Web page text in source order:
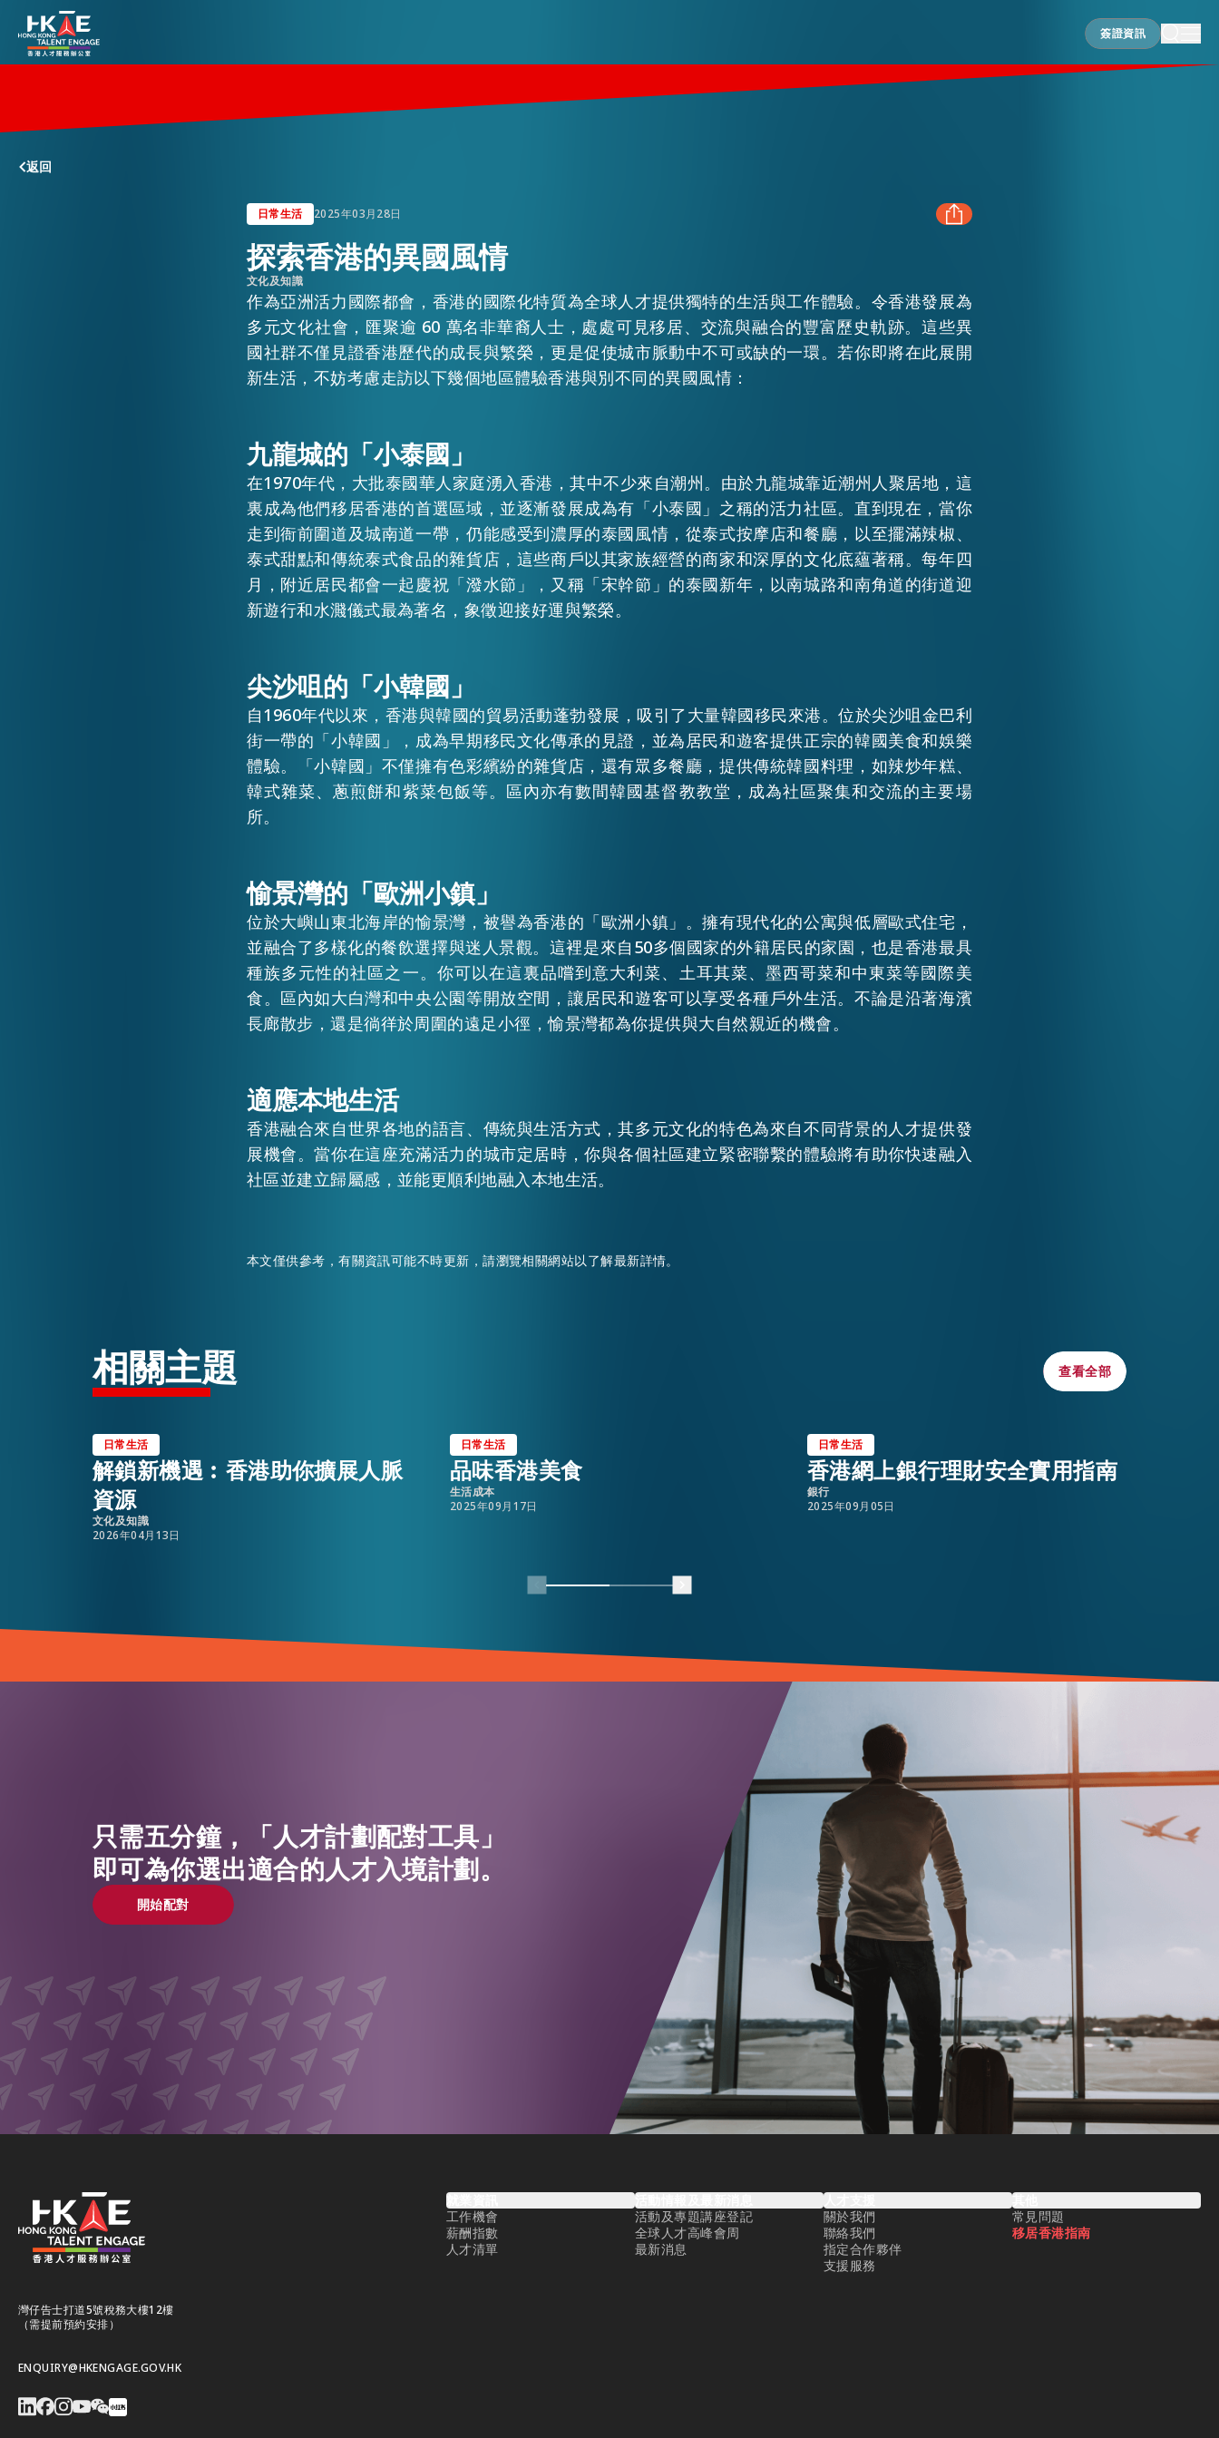
簽證資訊
簽證資訊
返回
日常生活 2025年03月28日
LINKEDIN
EMAIL
探索香港的異國風情
文化及知識
作為亞洲活力國際都會，香港的國際化特質為全球人才提供獨特的生活與工作體驗。令香港發展為
多元文化社會，匯聚逾 60 萬名非華裔人士，處處可見移居、交流與融合的豐富歷史軌跡。這些異
國社群不僅見證香港歷代的成長與繁榮，更是促使城市脈動中不可或缺的一環。若你即將在此展開
新生活，不妨考慮走訪以下幾個地區體驗香港與別不同的異國風情：
九龍城的「小泰國」
在1970年代，大批泰國華人家庭湧入香港，其中不少來自潮州。由於九龍城靠近潮州人聚居地，這
裏成為他們移居香港的首選區域，並逐漸發展成為有「小泰國」之稱的活力社區。直到現在，當你
走到衙前圍道及城南道一帶，仍能感受到濃厚的泰國風情，從泰式按摩店和餐廳，以至擺滿辣椒、
泰式甜點和傳統泰式食品的雜貨店，這些商戶以其家族經營的商家和深厚的文化底蘊著稱。每年四
月，附近居民都會一起慶祝「潑水節」，又稱「宋幹節」的泰國新年，以南城路和南角道的街道迎
新遊行和水濺儀式最為著名，象徵迎接好運與繁榮。
尖沙咀的「小韓國」
自1960年代以來，香港與韓國的貿易活動蓬勃發展，吸引了大量韓國移民來港。位於尖沙咀金巴利
街一帶的「小韓國」，成為早期移民文化傳承的見證，並為居民和遊客提供正宗的韓國美食和娛樂
體驗。「小韓國」不僅擁有色彩繽紛的雜貨店，還有眾多餐廳，提供傳統韓國料理，如辣炒年糕、
韓式雜菜、蔥煎餅和紫菜包飯等。區內亦有數間韓國基督教教堂，成為社區聚集和交流的主要場
所。
愉景灣的「歐洲小鎮」
位於大嶼山東北海岸的愉景灣，被譽為香港的「歐洲小鎮」。擁有現代化的公寓與低層歐式住宅，
並融合了多樣化的餐飲選擇與迷人景觀。這裡是來自50多個國家的外籍居民的家園，也是香港最具
種族多元性的社區之一。你可以在這裏品嚐到意大利菜、土耳其菜、墨西哥菜和中東菜等國際美
食。區內如大白灣和中央公園等開放空間，讓居民和遊客可以享受各種戶外生活。不論是沿著海濱
長廊散步，還是徜徉於周圍的遠足小徑，愉景灣都為你提供與大自然親近的機會。
適應本地生活
香港融合來自世界各地的語言、傳統與生活方式，其多元文化的特色為來自不同背景的人才提供發
展機會。當你在這座充滿活力的城市定居時，你與各個社區建立緊密聯繫的體驗將有助你快速融入
社區並建立歸屬感，並能更順利地融入本地生活。
本文僅供參考，有關資訊可能不時更新，請瀏覽相關網站以了解最新詳情。
相關主題 查看全部
查看全部
日常生活
解鎖新機遇︰香港助你擴展人脈
資源
文化及知識
2026年04月13日
日常生活
品味香港美食
生活成本
2025年09月17日
日常生活
香港網上銀行理財安全實用指南
銀行
2025年09月05日
只需五分鐘，「人才計劃配對工具」
即可為你選出適合的人才入境計劃。
開始配對
開始配對
灣仔告士打道5號稅務大樓12樓
（需提前預約安排）
ENQUIRY@HKENGAGE.GOV.HK
就業資訊
工作機會
薪酬指數
人才清單
活動情報及最新消息
活動及專題講座登記
全球人才高峰會周
最新消息
人才支援
關於我們
聯絡我們
指定合作夥伴
支援服務
其他
常見問題
移居香港指南